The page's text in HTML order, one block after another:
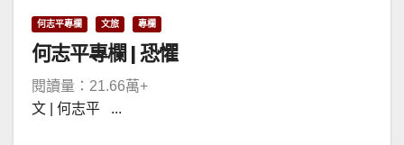
何志平專欄 文旅 專欄
何志平專欄 | 恐懼
閱讀量：21.66萬+
文 | 何志平 ...